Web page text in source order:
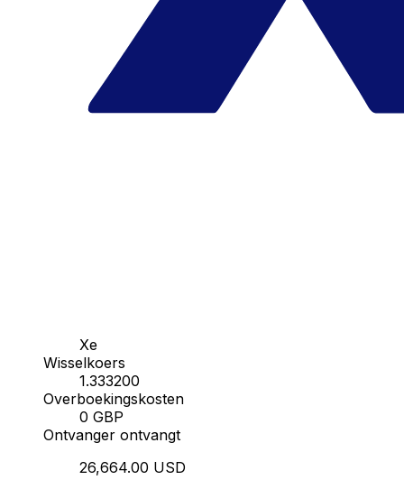
Xe
Wisselkoers
1.333200
Overboekingskosten
0 GBP
Ontvanger ontvangt
26,664.00 USD